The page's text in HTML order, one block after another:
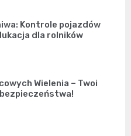
Kontrole pojazdów
dla rolników
Wielenia – Twoi